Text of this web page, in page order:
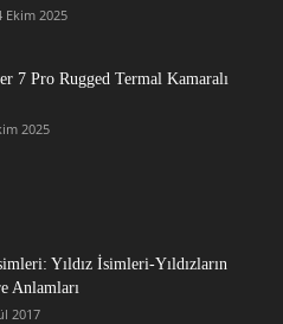
Ekim 2025
7 Pro Rugged Termal Kamaralı
2025
Yıldız İsimleri-Yıldızların
Anlamları
2017